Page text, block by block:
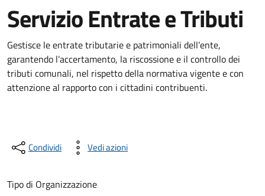
Servizio Entrate e Tributi
Gestisce le entrate tributarie e patrimoniali dell’ente,
garantendo l’accertamento, la riscossione e il controllo dei
tributi comunali, nel rispetto della normativa vigente e con
attenzione al rapporto con i cittadini contribuenti.
Condividi Vedi azioni
Tipo di Organizzazione